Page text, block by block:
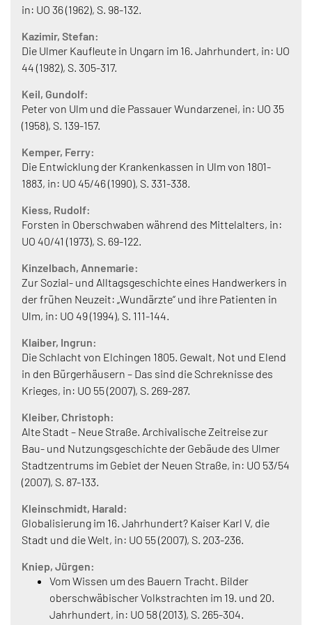
in: UO 36 (1962), S. 98-132.
Kazimir, Stefan:
Die Ulmer Kaufleute in Ungarn im 16. Jahrhundert, in: UO
44 (1982), S. 305-317.
Keil, Gundolf:
Peter von Ulm und die Passauer Wundarzenei, in: UO 35
(1958), S. 139-157.
Kemper, Ferry:
Die Entwicklung der Krankenkassen in Ulm von 1801-
1883, in: UO 45/46 (1990), S. 331-338.
Kiess, Rudolf:
Forsten in Oberschwaben während des Mittelalters, in:
UO 40/41 (1973), S. 69-122.
Kinzelbach, Annemarie:
Zur Sozial- und Alltagsgeschichte eines Handwerkers in
der frühen Neuzeit: „Wundärzte“ und ihre Patienten in
Ulm, in: UO 49 (1994), S. 111-144.
Klaiber, Ingrun:
Die Schlacht von Elchingen 1805. Gewalt, Not und Elend
in den Bürgerhäusern – Das sind die Schreknisse des
Krieges, in: UO 55 (2007), S. 269-287.
Kleiber, Christoph:
Alte Stadt – Neue Straße. Archivalische Zeitreise zur
Bau- und Nutzungsgeschichte der Gebäude des Ulmer
Stadtzentrums im Gebiet der Neuen Straße, in: UO 53/54
(2007), S. 87-133.
Kleinschmidt, Harald:
Globalisierung im 16. Jahrhundert? Kaiser Karl V, die
Stadt und die Welt, in: UO 55 (2007), S. 203-236.
Kniep, Jürgen:
Vom Wissen um des Bauern Tracht. Bilder
oberschwäbischer Volkstrachten im 19. und 20.
Jahrhundert, in: UO 58 (2013), S. 265-304.